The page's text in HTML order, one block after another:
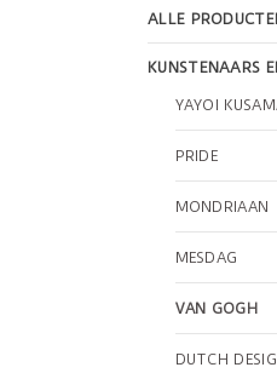
ALLE
KUNSTENAARS
YAYOI
PRIDE
MONDRIAAN
MESDAG
VAN GOGH
DUTCH